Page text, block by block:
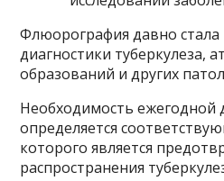
Флюорография давно
диагностики туберкулеза,
образований и других
Необходимость ежегодной
определяется
которого является
распространения